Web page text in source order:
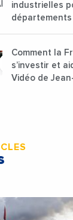
industrielles
Comment la
s’investir et
Vidéo de